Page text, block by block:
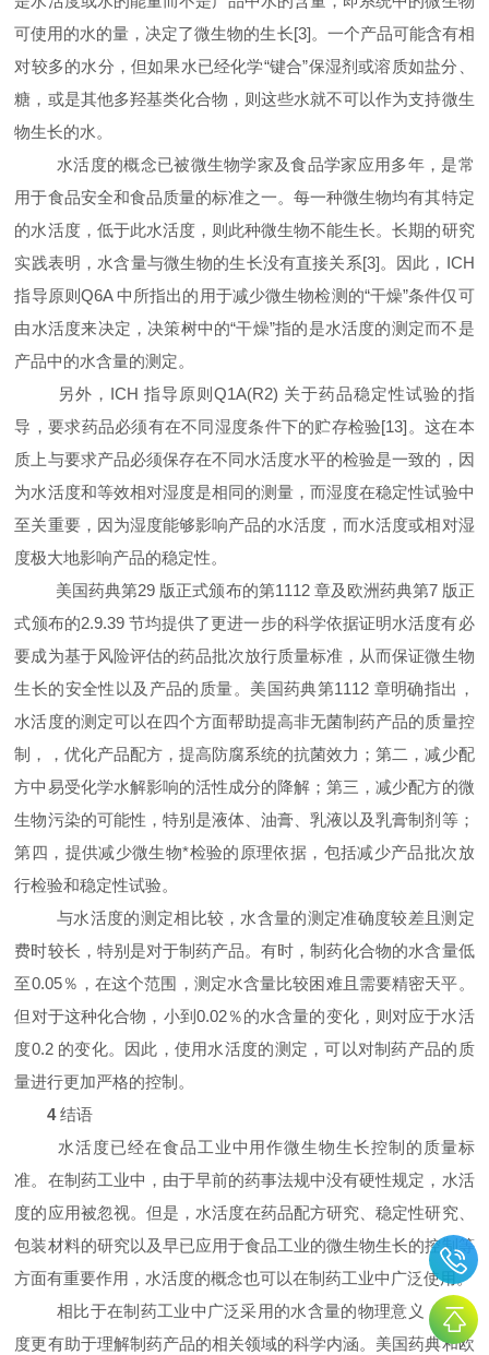
可使用的水的量，决定了微生物的生长[3]。一个产品可能含有相
对较多的水分，但如果水已经化学“键合”保湿剂或溶质如盐分、
糖，或是其他多羟基类化合物，则这些水就不可以作为支持微生
物生长的水。
水活度的概念已被微生物学家及食品学家应用多年，是常
用于食品安全和食品质量的标准之一。每一种微生物均有其特定
的水活度，低于此水活度，则此种微生物不能生长。长期的研究
实践表明，水含量与微生物的生长没有直接关系[3]。因此， ICH
指导原则 Q6A中所指出的用于减少微生物检测的“干燥”条件仅可
由水活度来决定，决策树中的“干燥”指的是水活度的测定而不是
产品中的水含量的测定。
另外， ICH指导原则Q1A(R2) 关于药品稳定性试验的指
导，要求药品必须有在不同湿度条件下的贮存检验[13] 。这在本
质上与要求产品必须保存在不同水活度水平的检验是一致的，因
为水活度和等效相对湿度是相同的测量，而湿度在稳定性试验中
至关重要，因为湿度能够影响产品的水活度，而水活度或相对湿
度极大地影响产品的稳定性。
美国药典第29 版正式颁布的第1112 章及欧洲药典第7 版正
式颁布的2.9.39 节均提供了更进一步的科学依据证明水活度有必
要成为基于风险评估的药品批次放行质量标准，从而保证微生物
生长的安全性以及产品的质量。美国药典第1112 章明确指出，
水活度的测定可以在四个方面帮助提高非无菌制药产品的质量控
制，，优化产品配方，提高防腐系统的抗菌效力；第二，减少配
方中易受化学水解影响的活性成分的降解；第三，减少配方的微
生物污染的可能性，特别是液体、油膏、乳液以及乳膏制剂等；
第四，提供减少微生物*检验的原理依据，包括减少产品批次放
行检验和稳定性试验。
与水活度的测定相比较，水含量的测定准确度较差且测定
费时较长，特别是对于制药产品。有时，制药化合物的水含量低
至0.05％，在这个范围，测定水含量比较困难且需要精密天平。
但对于这种化合物，小到 0.02％的水含量的变化，则对应于水活
度0.2 的变化。因此，使用水活度的测定，可以对制药产品的质
量进行更加严格的控制。
4结语
水活度已经在食品工业中用作微生物生长控制的质量标
准。在制药工业中，由于早前的药事法规中没有硬性规定，水活
度的应用被忽视。但是，水活度在药品配方研究、稳定性研究、
包装材料的研究以及早已应用于食品工业的微生物生长的控制等
方面有重要作用，水活度的概念也可以在制药工业中广泛使用。
相比于在制药工业中广泛采用的水含量的物理意义，水活
度更有助于理解制药产品的相关领域的科学内涵。美国药典和欧